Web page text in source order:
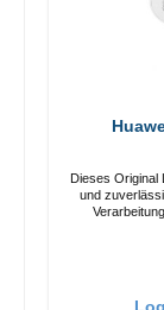
Dieses Original
und zuverlässig